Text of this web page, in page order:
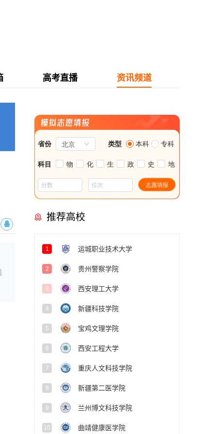
高考直播 资讯频道
推荐高校
1 运城职业技术大学
2 贵州警察学院
3 西安理工大学
4 新疆科技学院
5 宝鸡文理学院
6 西安工程大学
7 重庆人文科技学院
8 新疆第二医学院
9 兰州博文科技学院
10 曲靖健康医学院